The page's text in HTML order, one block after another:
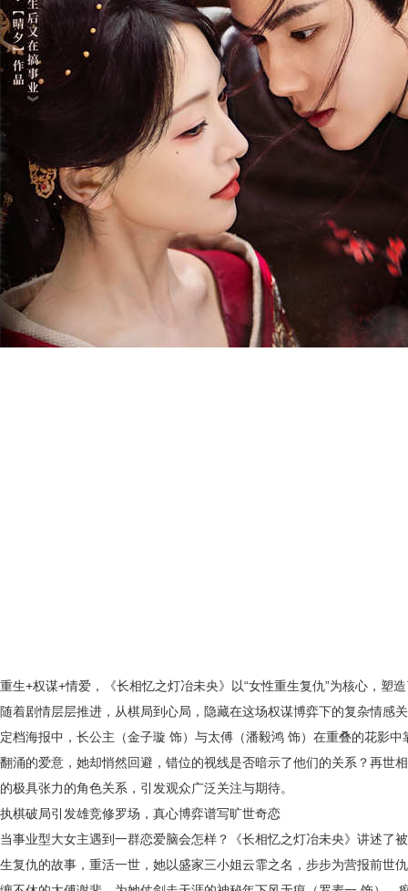
重生+权谋+情爱，《长相忆之灯冶未央》以“女性重生复仇”为核心，塑
随着剧情层层推进，从棋局到心局，隐藏在这场权谋博弈下的复杂情感
定档海报中，长公主（金子璇 饰）与太傅（潘毅鸿 饰）在重叠的花影
翻涌的爱意，她却悄然回避，错位的视线是否暗示了他们的关系？再世
的极具张力的角色关系，引发观众广泛关注与期待。
执棋破局引发雄竞修罗场，真心博弈谱写旷世奇恋
当事业型大女主遇到一群恋爱脑会怎样？《长相忆之灯冶未央》讲述了
生复仇的故事，重活一世，她以盛家三小姐云霏之名，步步为营报前世